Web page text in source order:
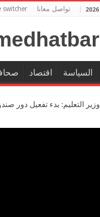
تواصل معانا switcher
السياسة اقتصاد
وزير التعليم: بدء تفعيل دور